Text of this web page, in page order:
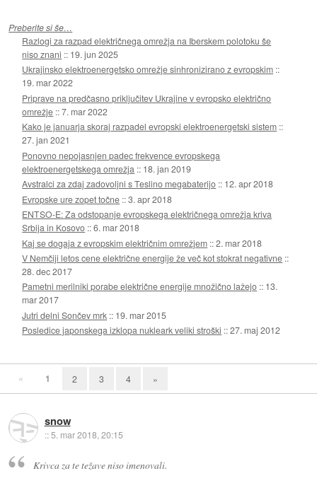
Preberite si še…
Razlogi za razpad električnega omrežja na Iberskem polotoku še
niso znani :: 19. jun 2025
Ukrajinsko elektroenergetsko omrežje sinhronizirano z evropskim ::
19. mar 2022
Priprave na predčasno priključitev Ukrajine v evropsko električno
omrežje ::7. mar 2022
Kako je januarja skoraj razpadel evropski elektroenergetski sistem ::
27. jan 2021
Ponovno nepojasnjen padec frekvence evropskega
elektroenergetskega omrežja :: 18. jan 2019
Avstralci za zdaj zadovoljni s Teslino megabaterijo :: 12. apr 2018
Evropske ure zopet točne ::3. apr 2018
ENTSO-E: Za odstopanje evropskega električnega omrežja kriva
Srbija in Kosovo ::6. mar 2018
Kaj se dogaja z evropskim električnim omrežjem ::2. mar 2018
V Nemčiji letos cene električne energije že več kot stokrat negativne ::
28. dec 2017
Pametni merilniki porabe električne energije množično lažejo :: 13.
mar 2017
Jutri delni Sončev mrk :: 19. mar 2015
Posledice japonskega izklopa nukleark veliki stroški ::27. maj 2012
« 1 2 3 4 »
snow
::5. mar 2018, 20:15
Krivca za te težave niso imenovali.